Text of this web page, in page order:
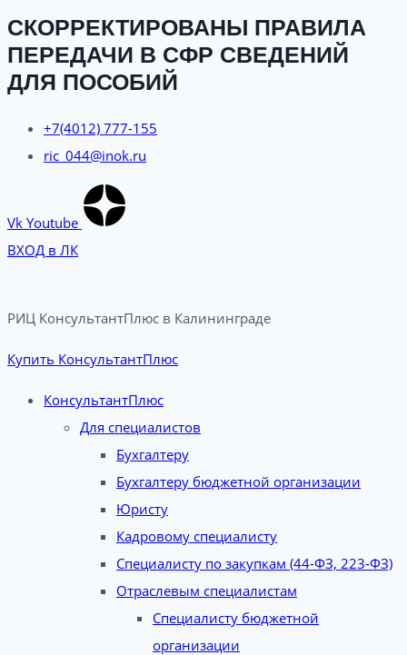
СКОРРЕКТИРОВАНЫ ПРАВИЛА
ПЕРЕДАЧИ В СФР СВЕДЕНИЙ
ДЛЯ ПОСОБИЙ
+7(4012) 777-155
ric_044@inok.ru
Vk Youtube
ВХОД в ЛК
РИЦ КонсультантПлюс в Калининграде​
Купить КонсультантПлюс
КонсультантПлюс
Для специалистов
Бухгалтеру
Бухгалтеру бюджетной организации
Юристу
Кадровому специалисту
Специалисту по закупкам (44-ФЗ, 223-ФЗ)
Отраслевым специалистам
Специалисту бюджетной
организации